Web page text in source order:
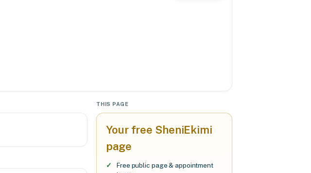
THIS PAGE
Your free SheniEkimi
page
Free public page & appointment